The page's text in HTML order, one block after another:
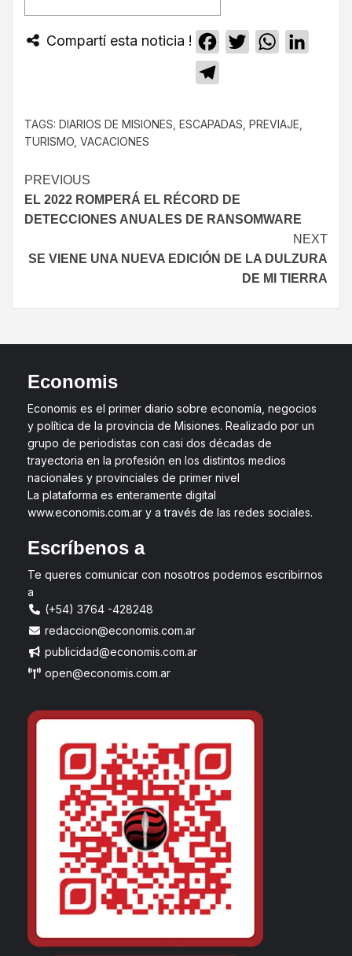
Compartí esta noticia ! Facebook
TwitterWhatsApp
TAGS: DIARIOS DE MISIONES ESCAPADAS PREVIAJE
TURISMO VACACIONES
PREVIOUS
EL 2022 ROMPERÁ EL RÉCORD DE
DETECCIONES ANUALES DE RANSOMWARE
NEXT
SE VIENE UNA NUEVA EDICIÓN DE LA DULZURA
DE MI TIERRA
Economis
Economis es el primer diario sobre economía, negocios
y política de la provincia de Misiones. Realizado por un
grupo de periodistas con casi dos décadas de
trayectoria en la profesión en los distintos medios
nacionales y provinciales de primer nivel
La plataforma es enteramente digital
www.economis.com.ar y a través de las redes sociales.
Escríbenos a
Te queres comunicar con nosotros podemos escribirnos
a
(+54) 3764 -428248
redaccion@economis.com.ar
publicidad@economis.com.ar
open@economis.com.ar